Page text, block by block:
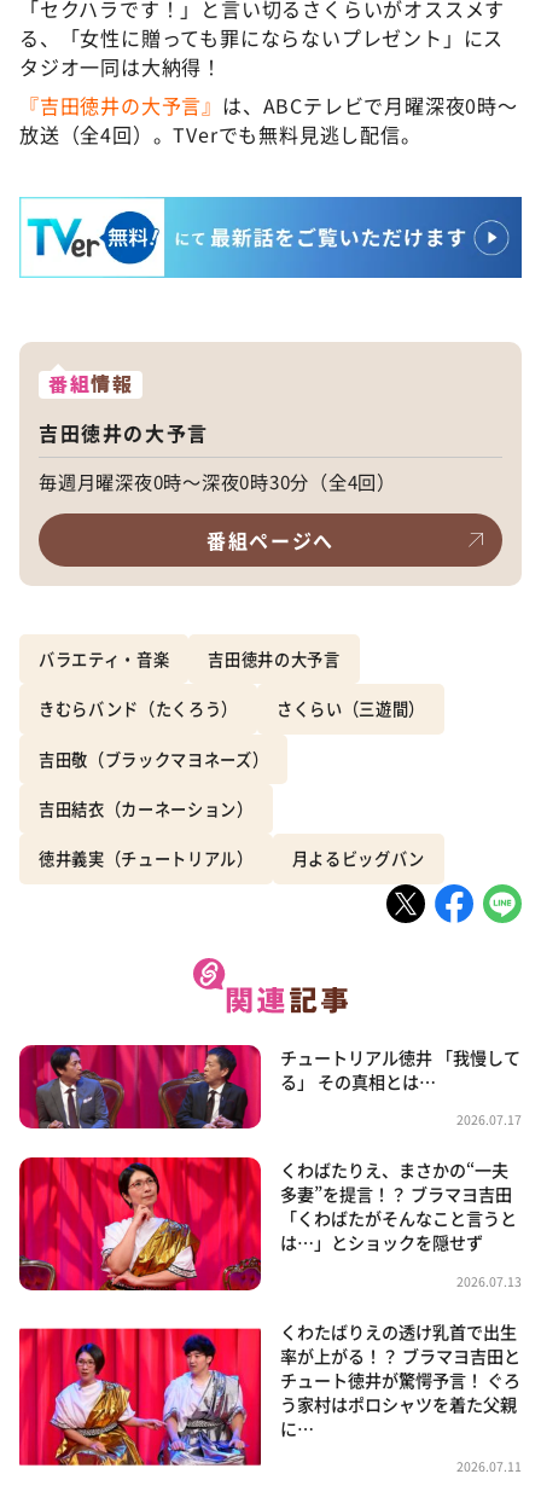
「セクハラです！」と言い切るさくらいがオススメす
る、「女性に贈っても罪にならないプレゼント」にス
タジオ一同は大納得！
『吉田徳井の大予言』 は、ABCテレビで月曜深夜0時～
放送（全4回）。TVerでも無料見逃し配信。
番組情報
吉田徳井の大予言
毎週月曜深夜0時～深夜0時30分（全4回）
番組ページへ
バラエティ・音楽 吉田徳井の大予言
きむらバンド（たくろう） さくらい（三遊間）
吉田敬（ブラックマヨネーズ）
吉田結衣（カーネーション）
徳井義実（チュートリアル） 月よるビッグバン
チュートリアル徳井 「我慢して
る」 その真相とは…
2026.07.17
くわばたりえ、まさかの“一夫
多妻”を提言！？ ブラマヨ吉田
「くわばたがそんなこと言うと
は…」とショックを隠せず
2026.07.13
くわたばりえの透け乳首で出生
率が上がる！？ ブラマヨ吉田と
チュート徳井が驚愕予言！ ぐろ
う家村はポロシャツを着た父親
に…
2026.07.11